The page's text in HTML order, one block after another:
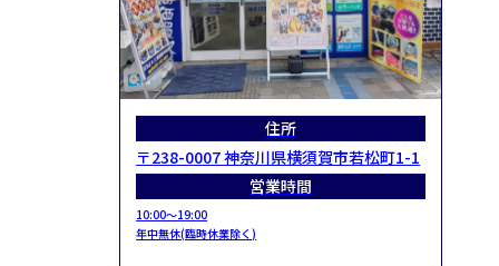
住所
〒238-0007 神奈川県横須賀市若松町1-1
営業時間
10:00～19:00
年中無休(臨時休業除く)